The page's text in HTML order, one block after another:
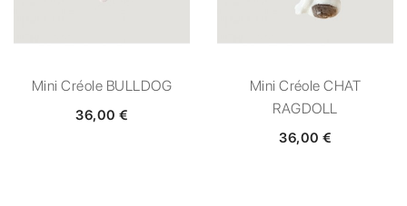
Mini Créole BULLDOG
36,00 €
Mini Créole CHAT
RAGDOLL
36,00 €